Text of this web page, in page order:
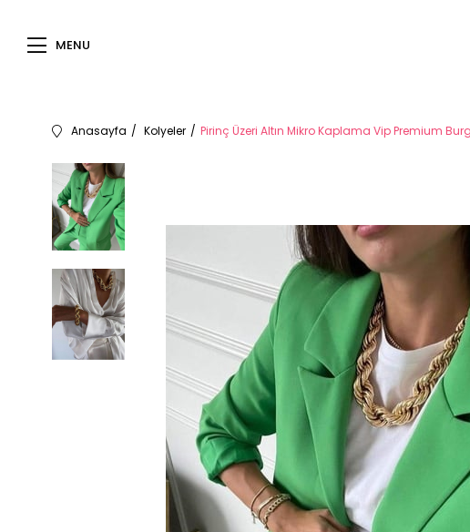
MENU
Anasayfa Kolyeler Pirinç Üzeri Altın Mikro Kaplama Vip Premium